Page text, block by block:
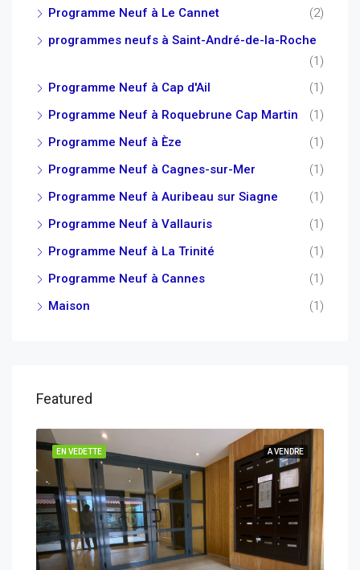
Programme Neuf à Le Cannet
(2)
programmes neufs à Saint-André-de-la-Roche
(1)
Programme Neuf à Cap d'Ail
(1)
Programme Neuf à Roquebrune Cap Martin
(1)
Programme Neuf à Èze
(1)
Programme Neuf à Cagnes-sur-Mer
(1)
Programme Neuf à Auribeau sur Siagne
(1)
Programme Neuf à Vallauris
(1)
Programme Neuf à La Trinité
(1)
Programme Neuf à Cannes
(1)
Maison
(1)
Featured
A VENDRE
EN VEDETTE